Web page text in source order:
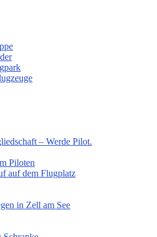
– Werde Pilot.
Piloten
auf dem Flugplatz
in Zell am See